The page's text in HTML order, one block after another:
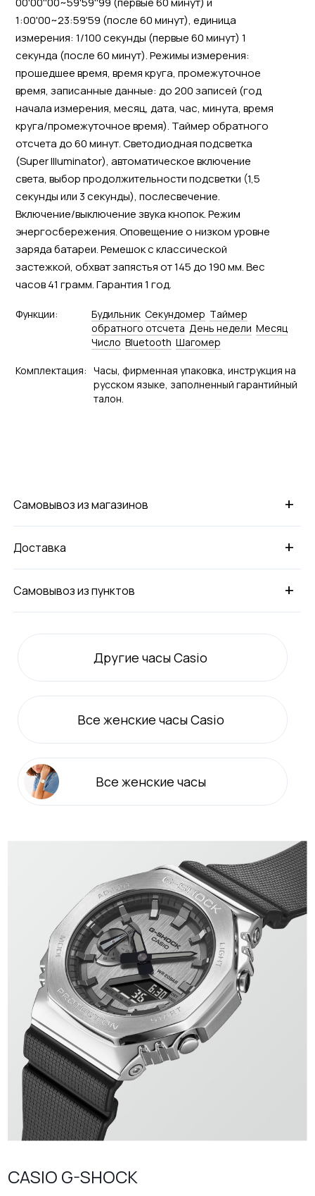
1:00'00~23:59'59 (после 60 минут), единица
измерения: 1/100 секунды (первые 60 минут) 1
секунда (после 60 минут). Режимы измерения:
прошедшее время, время круга, промежуточное
время, записанные данные: до 200 записей (год
начала измерения, месяц, дата, час, минута, время
круга/промежуточное время). Таймер обратного
отсчета до 60 минут. Светодиодная подсветка
(Super Illuminator), автоматическое включение
света, выбор продолжительности подсветки (1,5
секунды или 3 секунды), послесвечение.
Включение/выключение звука кнопок. Режим
энергосбережения. Оповещение о низком уровне
заряда батареи. Ремешок с классической
застежкой, обхват запястья от 145 до 190 мм. Вес
часов 41 грамм. Гарантия 1 год.
Функции: Будильник Секундомер Tаймер
обратного отсчета День недели Месяц
Число Bluetooth Шагомер
Комплектация: Часы, фирменная упаковка, инструкция на
русском языке, заполненный гарантийный
талон.
+
Самовывоз из магазинов
+
Доставка
+
Самовывоз из пунктов
Другие часы Casio
Все женские часы Casio
Все женские часы
CASIO G-SHOCK